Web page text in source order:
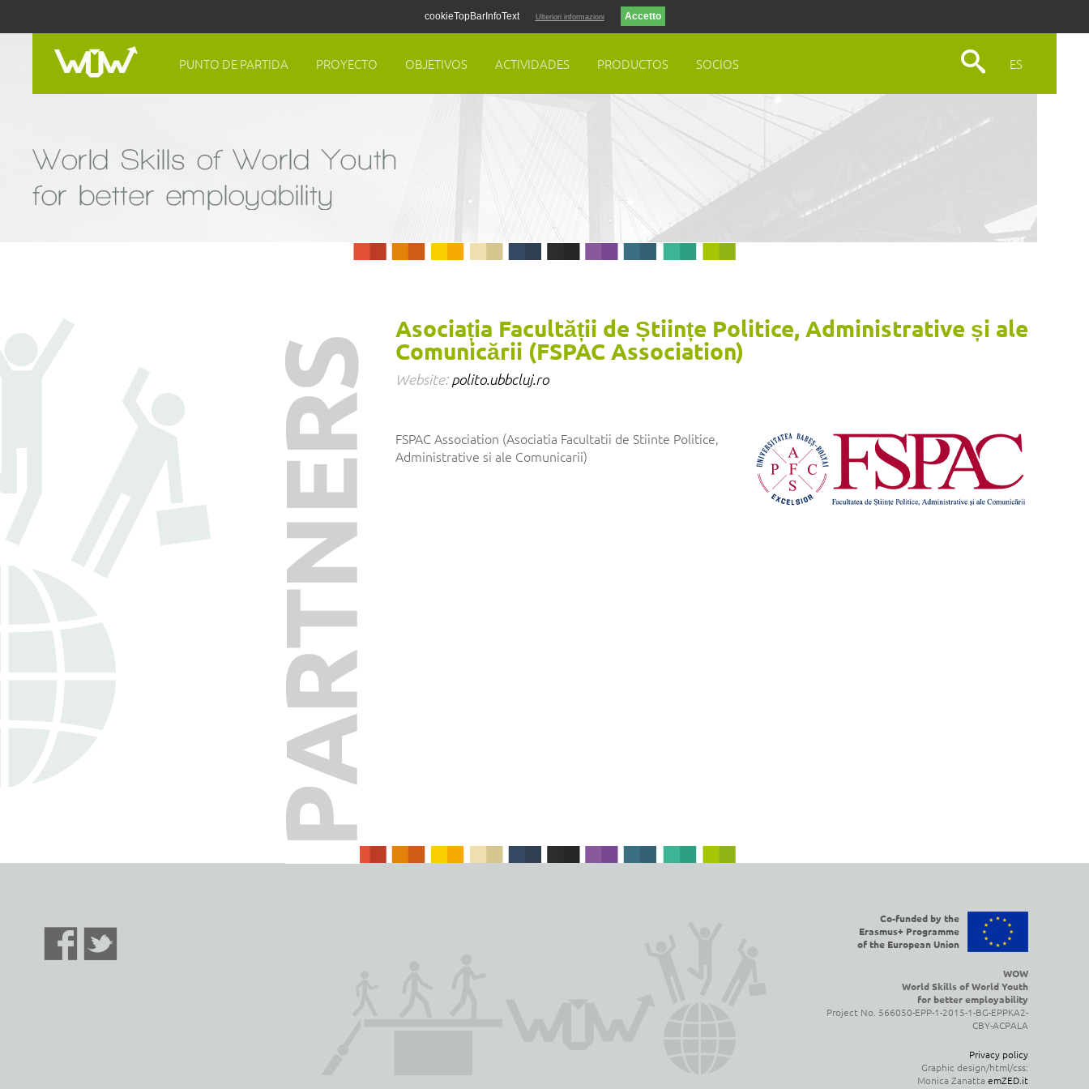
PUNTO DE PARTIDA PROYECTO OBJETIVOS ACTIVIDADES PRODUCTOS SOCIOS ES
Asociația Facultății de Științe Politice, Administrative și ale
Comunicării (FSPAC Association)
Website:polito.ubbcluj.ro
FSPAC Association (Asociatia Facultatii de Stiinte Politice,
Administrative si ale Comunicarii)
Co-funded by the
Erasmus+ Programme
of the European Union
WOW
World Skills of World Youth
for better employability
Project No. 566050-EPP-1-2015-1-BG-EPPKA2-
CBY-ACPALA
Privacy policy
Graphic design/html/css:
Monica Zanatta emZED.it
cookieTopBarInfoText Ulteriori informazioni